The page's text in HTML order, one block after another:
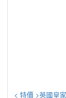
< 特價 >英國皇